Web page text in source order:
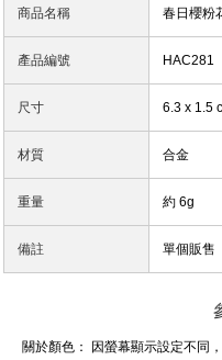
商品名稱 春日櫻粉
產品編號 HAC281
尺寸 6.3 x 1.5
材質 合金
重量 約 6g
備註 單個販售
關於顏色：
因螢幕顯示設定不同